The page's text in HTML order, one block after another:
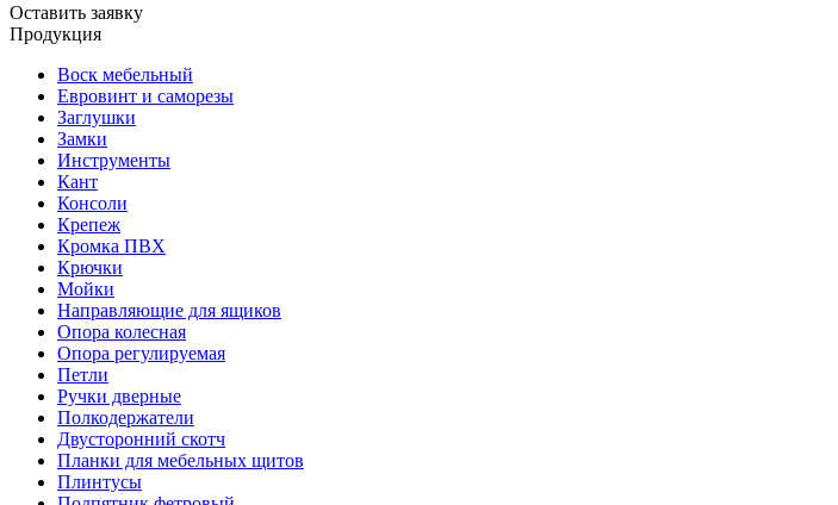
Оставить заявку
Продукция
Воск мебельный
Евровинт и саморезы
Заглушки
Замки
Инструменты
Кант
Консоли
Крепеж
Кромка ПВХ
Крючки
Мойки
Направляющие для ящиков
Опора колесная
Опора регулируемая
Петли
Ручки дверные
Полкодержатели
Двусторонний скотч
Планки для мебельных щитов
Плинтусы